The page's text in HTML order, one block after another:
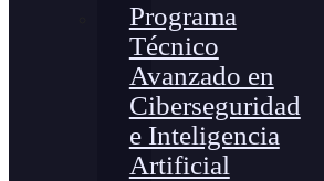
Programa
Técnico
Avanzado en
Ciberseguridad
e Inteligencia
Artificial